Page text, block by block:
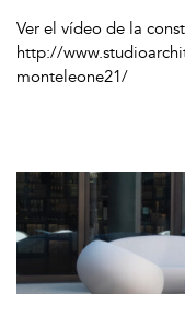
Ver el vídeo de la
http://
monteleone21/